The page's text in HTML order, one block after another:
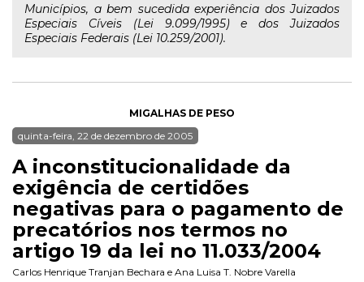
Municípios, a bem sucedida experiência dos Juizados
Especiais Cíveis (Lei 9.099/1995) e dos Juizados
Especiais Federais (Lei 10.259/2001).
MIGALHAS DE PESO
quinta-feira, 22 de dezembro de 2005
A inconstitucionalidade da
exigência de certidões
negativas para o pagamento de
precatórios nos termos no
artigo 19 da lei no 11.033/2004
Carlos Henrique Tranjan Bechara e Ana Luisa T. Nobre Varella